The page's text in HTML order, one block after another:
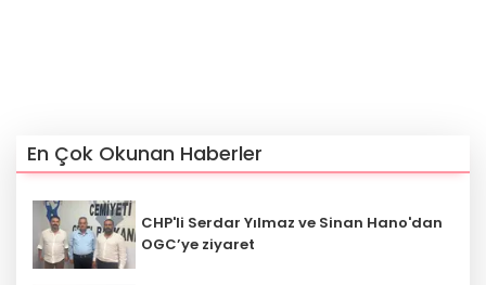
En Çok Okunan Haberler
CHP'li Serdar Yılmaz ve Sinan Hano'dan
OGC’ye ziyaret